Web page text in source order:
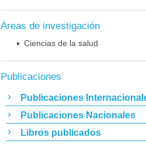
Áreas de investigación
Ciencias de la salud
Publicaciones
Publicaciones
Publicaciones Nacionales
Libros publicados